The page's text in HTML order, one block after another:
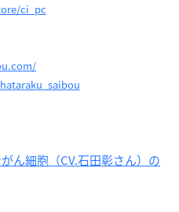
ci_pc
ん細胞（CV.石田彰さん）の